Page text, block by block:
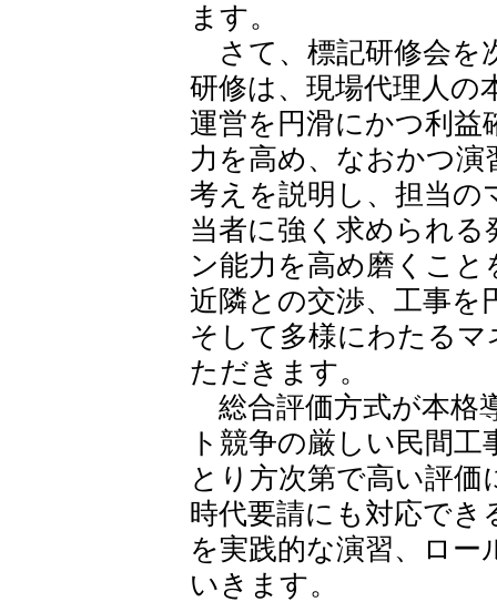
ます。
さて、標記研修会を
研修は、現場代理人の
運営を円滑にかつ利益
力を高め、なおかつ演
考えを説明し、担当の
当者に強く求められ
ン能力を高め磨くこ
近隣との交渉、工事を
そして多様にわたる
ただきます。
総合評価方式が本格
ト競争の厳しい民間
とり方次第で高い評
時代要請にも対応でき
を実践的な演習、ロ
いきます。